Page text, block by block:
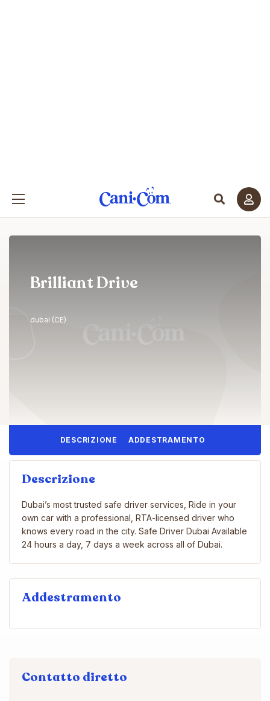
Brilliant Drive
dubai (CE)
DESCRIZIONE ADDESTRAMENTO
Descrizione
Dubai’s most trusted safe driver services, Ride in your
own car with a professional, RTA-licensed driver who
knows every road in the city. Safe Driver Dubai Available
24 hours a day, 7 days a week across all of Dubai.
Addestramento
Contatto diretto